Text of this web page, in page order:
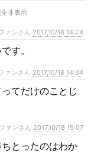
非表示
ァンさん 2017,10/18 14:24
す。
ァンさん 2017,10/18 14:34
てだけのことじ
ァンさん 2017,10/18 15:07
とったのはわか